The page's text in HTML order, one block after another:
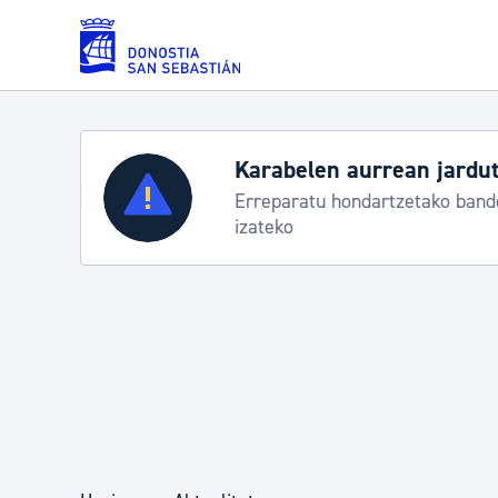
Eduki nagusira joan
Zerbitzuak
Errolda eta gai pertsonalak
Aste Nagusia 2026:
Abuztuak 8-15